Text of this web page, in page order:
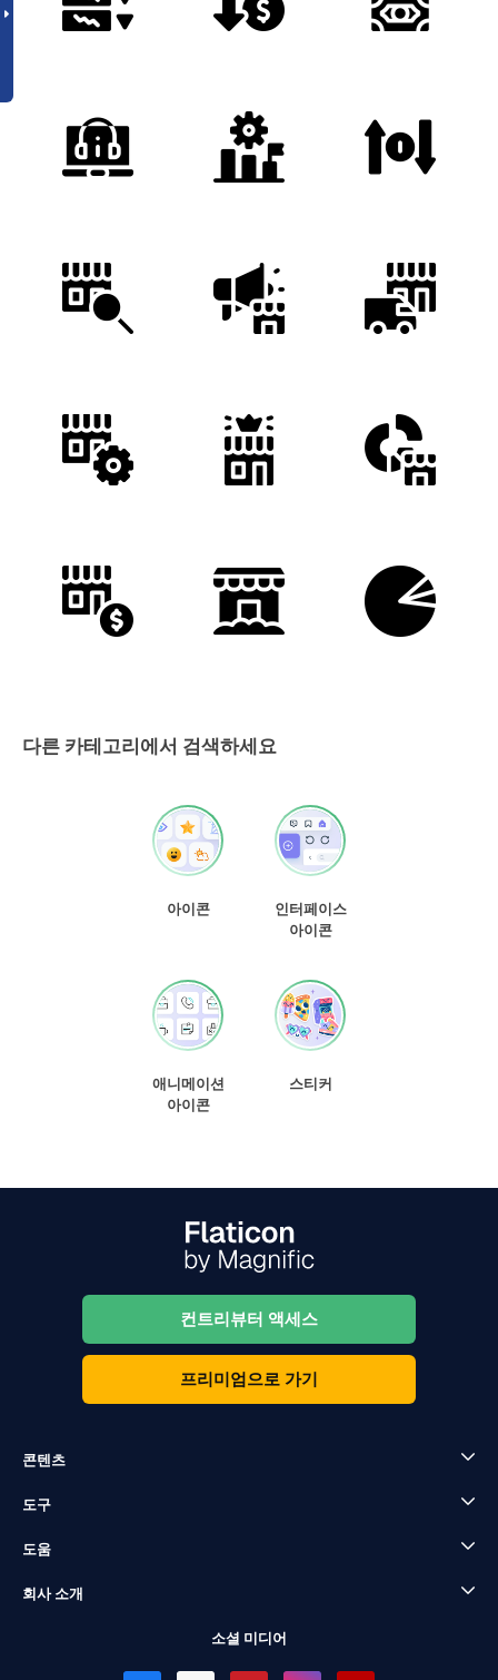
다른 카테고리에서 검색하세요
아이콘
인터페이스
아이콘
애니메이션
아이콘
스티커
컨트리뷰터 액세스
프리미엄으로 가기
콘텐츠
도구
도움
회사 소개
소셜 미디어